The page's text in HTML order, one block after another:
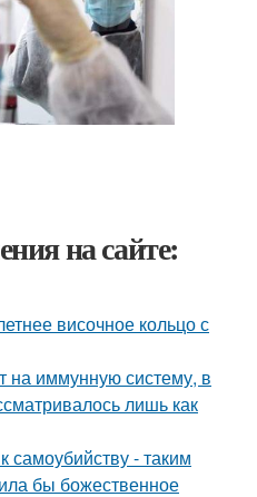
на сайте:
височное кольцо с
на иммунную систему, в
лишь как
самоубийству - таким
бы божественное